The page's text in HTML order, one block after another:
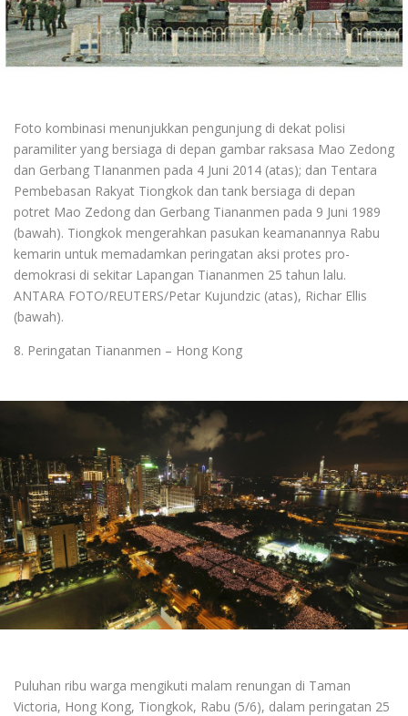
Foto kombinasi menunjukkan pengunjung di dekat polisi
paramiliter yang bersiaga di depan gambar raksasa Mao Zedong
dan Gerbang TIananmen pada 4 Juni 2014 (atas); dan Tentara
Pembebasan Rakyat Tiongkok dan tank bersiaga di depan
potret Mao Zedong dan Gerbang Tiananmen pada 9 Juni 1989
(bawah). Tiongkok mengerahkan pasukan keamanannya Rabu
kemarin untuk memadamkan peringatan aksi protes pro-
demokrasi di sekitar Lapangan Tiananmen 25 tahun lalu.
ANTARA FOTO/REUTERS/Petar Kujundzic (atas), Richar Ellis
(bawah).
8. Peringatan Tiananmen – Hong Kong
Puluhan ribu warga mengikuti malam renungan di Taman
Victoria, Hong Kong, Tiongkok, Rabu (5/6), dalam peringatan 25